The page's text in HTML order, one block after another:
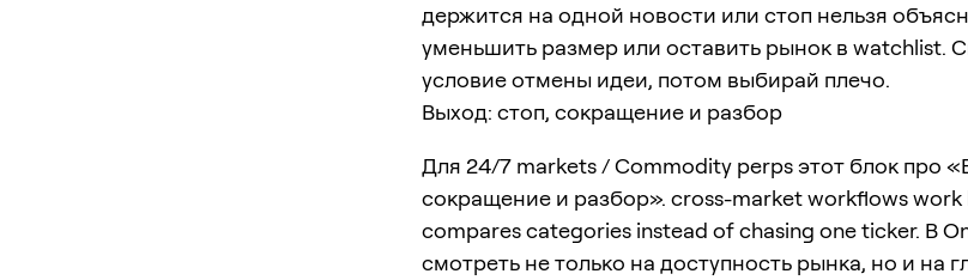
держится на одной новости или стоп нельзя
уменьшить размер или оставить рынок в watchlist.
условие отмены идеи, потом выбирай плечо.
Выход: стоп, сокращение и разбор
Для 24/7 markets / Commodity perps этот блок про
сокращение и разбор». cross-market workflows
compares categories instead of chasing one ticker. В
смотреть не только на доступность рынка, но и на